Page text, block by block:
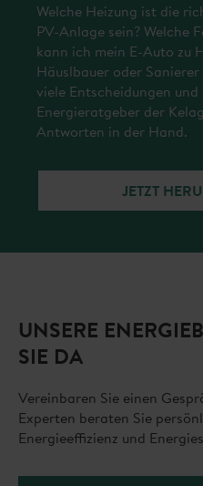
Welche Heizung ist die
PV-Anlage sein? Welche
kann ich mein E-Auto zu
Häuslbauer oder
viele Entscheidungen
Energieratgeber der
Antworten in der Hand.
JETZT
UNSERE
SIE DA
Vereinbaren Sie einen
Experten beraten Sie
Energieeffizienz und